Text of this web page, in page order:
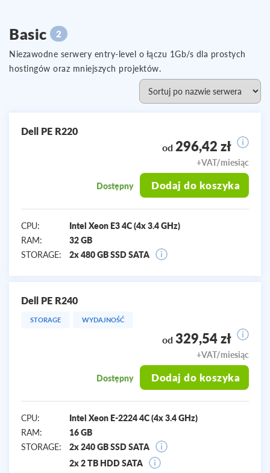
Basic 2
Niezawodne serwery entry-level o łączu 1Gb/s dla prostych
hostingów oraz mniejszych projektów.
Dell PE R220
CPU:
Intel Xeon E3 4C (4x 3.4 GHz)
RAM:
32 GB
STORAGE:
2x 480 GB SSD SATA
od 296,42 zł
+VAT/miesiąc
Dostępny Dodaj do koszyka
Dell PE R240
STORAGE WYDAJNOŚĆ
CPU:
Intel Xeon E-2224 4C (4x 3.4 GHz)
RAM:
16 GB
STORAGE:
2x 240 GB SSD SATA
2x 2 TB HDD SATA
od 329,54 zł
+VAT/miesiąc
Dostępny Dodaj do koszyka